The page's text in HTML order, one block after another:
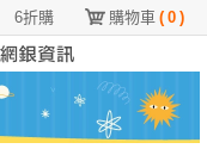
購物車 ( 0 )
6折購